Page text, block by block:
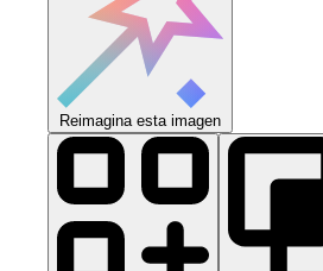
Reimagina esta imagen